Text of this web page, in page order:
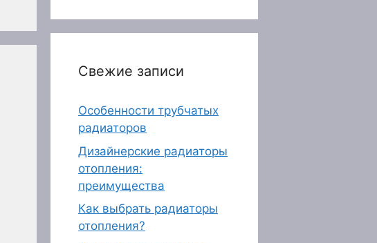
Свежие записи
Особенности трубчатых
радиаторов
Дизайнерские радиаторы
отопления:
преимущества
Как выбрать радиаторы
отопления?